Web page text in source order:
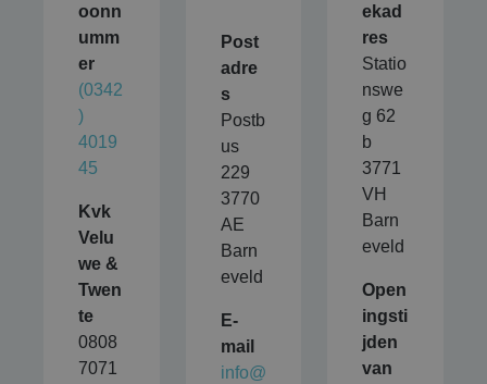
oonn
umm
er
(0342
)
4019
45
Kvk
Velu
we &
Twen
te
0808
7071
Post
adre
s
Postb
us
229
3770
AE
Barn
eveld
E-
mail
info@
ekad
res
Statio
nswe
g 62
b
3771
VH
Barn
eveld
Open
ingsti
jden
van